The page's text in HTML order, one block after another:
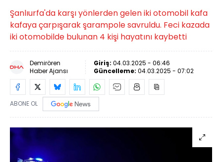
Şanlıurfa'da karşı yönlerden gelen iki otomobil kafa
kafaya çarpışarak şarampole savruldu. Feci kazada
iki otomobilde bulunan 4 kişi hayatını kaybetti
Demirören
Haber Ajansı
Giriş: 04.03.2025 - 06:46
Güncelleme: 04.03.2025 - 07:02
ABONE OL